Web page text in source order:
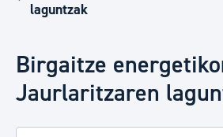
laguntzak
Birgaitze
Jaurlaritzaren